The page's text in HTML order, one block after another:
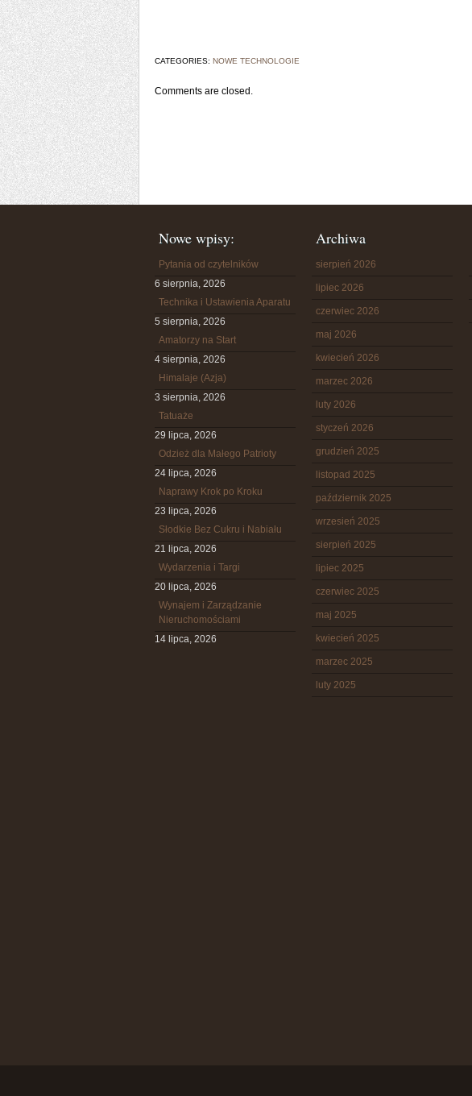
CATEGORIES: NOWE TECHNOLOGIE
Comments are closed.
Nowe wpisy:
Pytania od czytelników
6 sierpnia, 2026
Technika i Ustawienia Aparatu
5 sierpnia, 2026
Amatorzy na Start
4 sierpnia, 2026
Himalaje (Azja)
3 sierpnia, 2026
Tatuaże
29 lipca, 2026
Odzież dla Małego Patrioty
24 lipca, 2026
Naprawy Krok po Kroku
23 lipca, 2026
Słodkie Bez Cukru i Nabiału
21 lipca, 2026
Wydarzenia i Targi
20 lipca, 2026
Wynajem i Zarządzanie
Nieruchomościami
14 lipca, 2026
Archiwa
sierpień 2026
lipiec 2026
czerwiec 2026
maj 2026
kwiecień 2026
marzec 2026
luty 2026
styczeń 2026
grudzień 2025
listopad 2025
październik 2025
wrzesień 2025
sierpień 2025
lipiec 2025
czerwiec 2025
maj 2025
kwiecień 2025
marzec 2025
luty 2025